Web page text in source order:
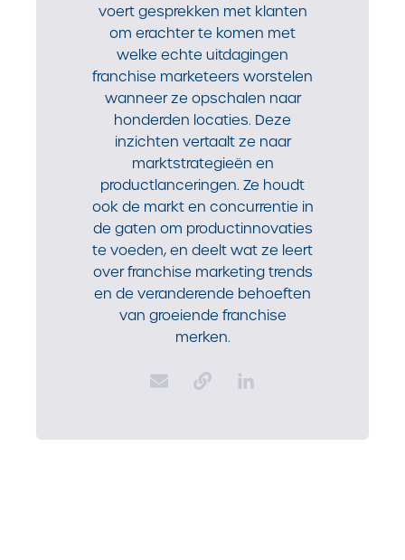
voert gesprekken met klanten
om erachter te komen met
welke echte uitdagingen
franchise marketeers worstelen
wanneer ze opschalen naar
honderden locaties. Deze
inzichten vertaalt ze naar
marktstrategieën en
productlanceringen. Ze houdt
ook de markt en concurrentie in
de gaten om productinnovaties
te voeden, en deelt wat ze leert
over franchise marketing trends
en de veranderende behoeften
van groeiende franchise
merken.